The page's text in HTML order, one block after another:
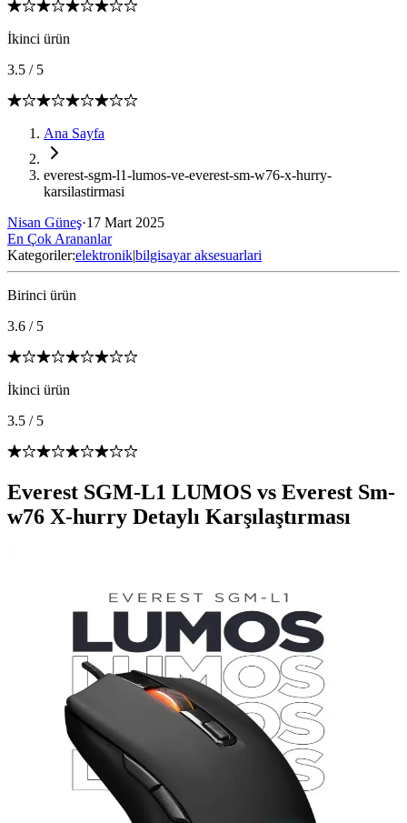
İkinci ürün
3.5 / 5
Ana Sayfa
everest-sgm-l1-lumos-ve-everest-sm-w76-x-hurry-
karsilastirmasi
Nisan Güneş·17 Mart 2025
En Çok Arananlar
Kategoriler:elektronik|bilgisayar aksesuarlari
Birinci ürün
3.6 / 5
İkinci ürün
3.5 / 5
Everest SGM-L1 LUMOS vs Everest Sm-
w76 X-hurry Detaylı Karşılaştırması